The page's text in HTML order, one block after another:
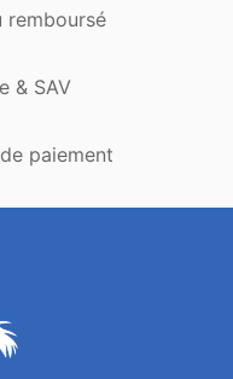
remboursé
& SAV
paiement